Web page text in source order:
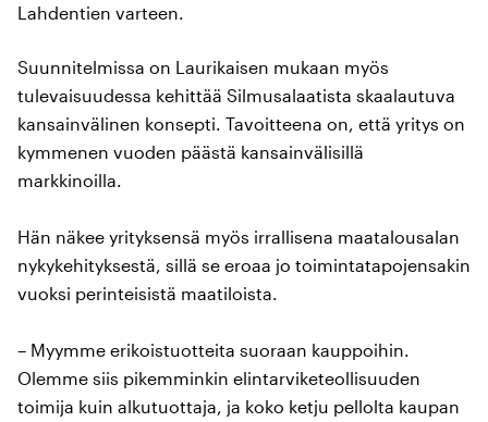
Lahdentien varteen.
Suunnitelmissa on Laurikaisen mukaan myös
tulevaisuudessa kehittää Silmusalaatista skaalautuva
kansainvälinen konsepti. Tavoitteena on, että yritys on
kymmenen vuoden päästä kansainvälisillä
markkinoilla.
Hän näkee yrityksensä myös irrallisena maatalousalan
nykykehityksestä, sillä se eroaa jo toimintatapojensakin
vuoksi perinteisistä maatiloista.
– Myymme erikoistuotteita suoraan kauppoihin.
Olemme siis pikemminkin elintarviketeollisuuden
toimija kuin alkutuottaja, ja koko ketju pellolta kaupan